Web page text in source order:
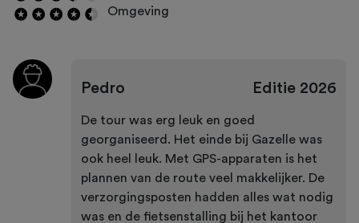
Omgeving
Pedro Editie2026
De tour was erg leuk en goed
georganiseerd. Het einde bij Gazelle was
ook heel leuk. Met GPS-apparaten is het
plannen van de route veel makkelijker. De
verzorgingsposten hadden alles wat nodig
was en de fietsenstalling bij het kantoor